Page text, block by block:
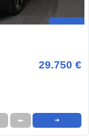
29.750 €
➦ ➜